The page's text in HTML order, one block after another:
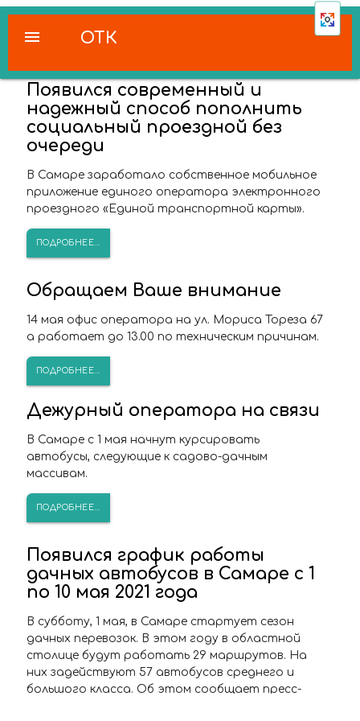
ОТК
menu
Появился современный и
надежный способ пополнить
социальный проездной без
очереди
В Самаре заработало собственное мобильное
приложение единого оператора электронного
проездного «Единой транспортной карты».
ПОДРОБНЕЕ...
Обращаем Ваше внимание
14 мая офис оператора на ул. Мориса Тореза 67
а работает до 13.00 по техническим причинам.
ПОДРОБНЕЕ...
Дежурный оператора на связи
В Самаре с 1 мая начнут курсировать
автобусы, следующие к садово-дачным
массивам.
ПОДРОБНЕЕ...
Появился график работы
дачных автобусов в Самаре с 1
по 10 мая 2021 года
В субботу, 1 мая, в Самаре стартует сезон
дачных перевозок. В этом году в областной
столице будут работать 29 маршрутов. На
них задействуют 57 автобусов среднего и
большого класса. Об этом сообщает пресс-